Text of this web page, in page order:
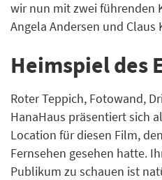
wir nun mit zwei führenden
Angela Andersen und Claus
Heimspiel des
Roter Teppich, Fotowand,
HanaHaus präsentiert sich
Location für diesen Film,
Fernsehen gesehen hatte.
Publikum zu schauen ist